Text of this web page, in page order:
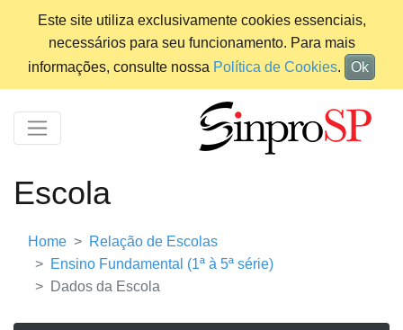
Este site utiliza exclusivamente cookies essenciais,
necessários para seu funcionamento. Para mais
informações, consulte nossa Política de Cookies. Ok
Escola
Home
Relação de Escolas
Ensino Fundamental (1ª à 5ª série)
Dados da Escola